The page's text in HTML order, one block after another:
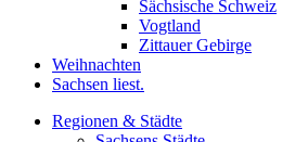
Sächsische Schweiz
Vogtland
Zittauer Gebirge
Weihnachten
Sachsen liest.
Regionen & Städte